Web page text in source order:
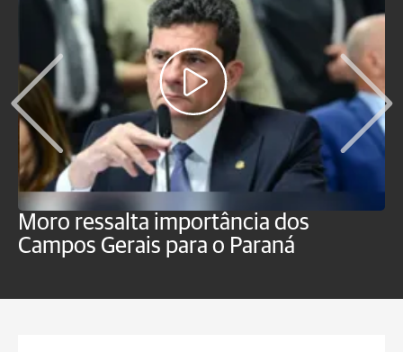
Moro ressalta importância dos
Campos Gerais para o Paraná